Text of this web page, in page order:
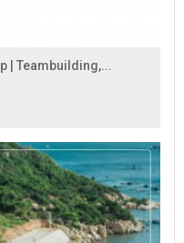
| Teambuilding,...